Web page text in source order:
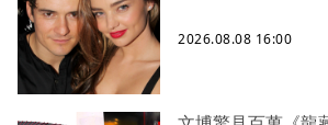
2026.08.08 16:00